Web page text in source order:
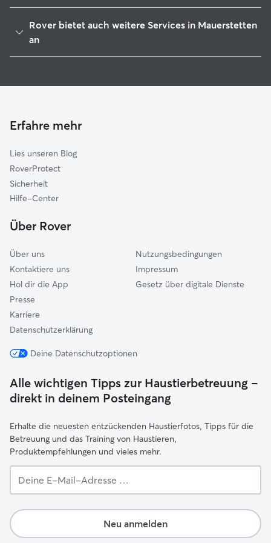
Germaringen
Marktoberdorf
Bad Wörishofen
Fuchstal
Stötten am Auerberg
Rover bietet auch weitere Services in Mauerstetten
an
Hundekindergarten in Mauerstetten
Erfahre mehr
Lies unseren Blog
RoverProtect
Sicherheit
Hilfe-Center
Über Rover
Über uns
Kontaktiere uns
Hol dir die App
Presse
Karriere
Datenschutzerklärung
Nutzungsbedingungen
Impressum
Gesetz über digitale Dienste
Deine Datenschutzoptionen
Alle wichtigen Tipps zur Haustierbetreuung –
direkt in deinem Posteingang
Erhalte die neuesten entzückenden Haustierfotos, Tipps für die
Betreuung und das Training von Haustieren,
Produktempfehlungen und vieles mehr.
E-
Adresse …
Neu anmelden